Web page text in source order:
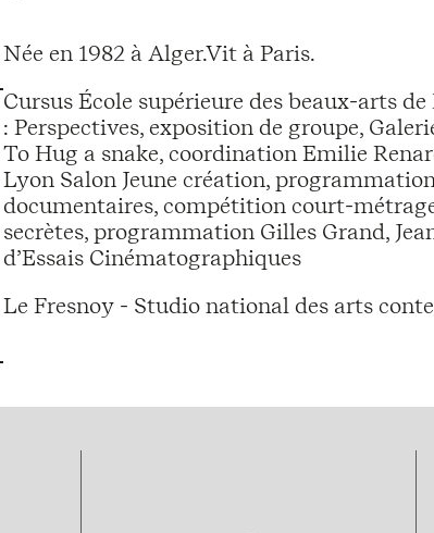
Née en 1982 à Alger.Vit à Paris.
Cursus École supérieure des beaux-arts
: Perspectives, exposition de groupe,
To Hug a snake, coordination Emilie
Lyon Salon Jeune création,
documentaires, compétition court-
secrètes, programmation Gilles Grand,
d’Essais Cinématographiques
Le Fresnoy - Studio national des arts